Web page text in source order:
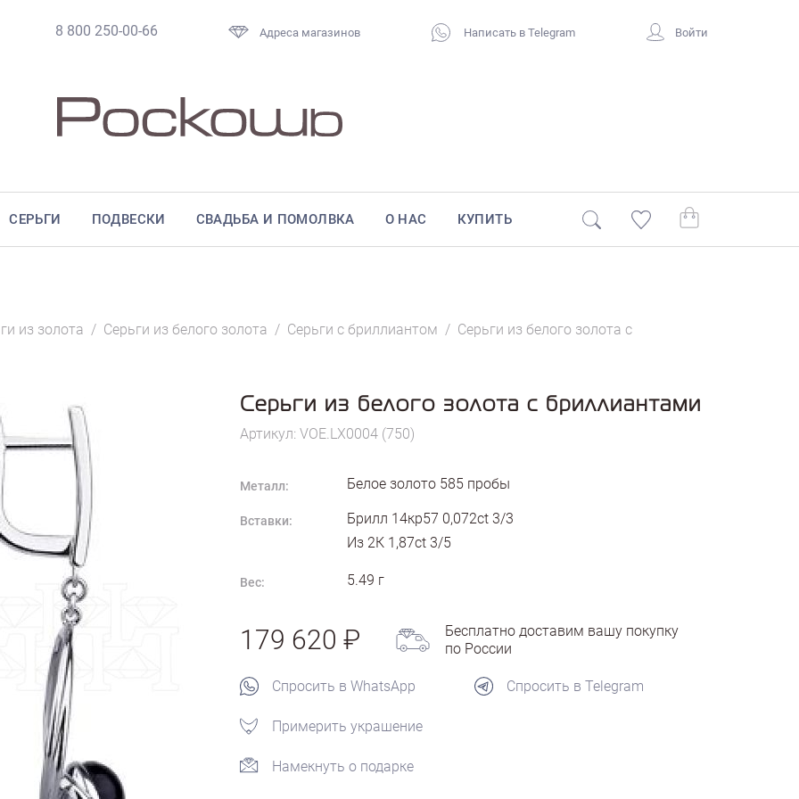
8 800 250-00-66 Адреса магазинов Написать в Telegram Войти
СЕРЬГИ ПОДВЕСКИ СВАДЬБА И ПОМОЛВКА О НАС КУПИТЬ
из золота / Серьги из белого золота / Серьги с бриллиантом / Серьги из белого золота с
Серьги из белого золота с бриллиантами
Артикул: VOE.LX0004 (750)
Металл: Белое золото 585 пробы
Вставки:
Брилл 14кр57 0,072ct 3/3
Из 2К 1,87ct 3/5
Вес: 5.49 г
179 620
Бесплатно доставим вашу покупку
по России
Спросить в WhatsApp Спросить в Telegram
Примерить украшение
Намекнуть о подарке